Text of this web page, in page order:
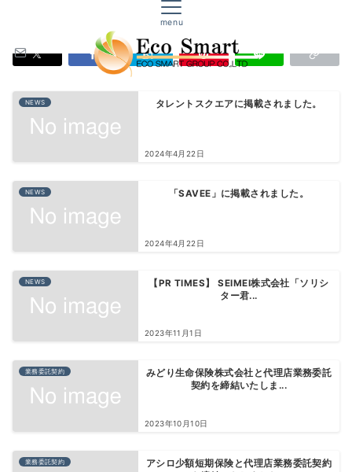
menu
株式会社エコスマート｜生命保険・損害保険
NEWS タレントスクエアに掲載されました。
2024年4月22日
NEWS 「SAVEE」に掲載されました。
2024年4月22日
NEWS
【PR TIMES】 SEIMEI株式会社「ソリシ
ター君...
2023年11月1日
業務委託契約
みどり生命保険株式会社と代理店業務委託
契約を締結いたしま...
2023年10月10日
業務委託契約
アシロ少額短期保険と代理店業務委託契約